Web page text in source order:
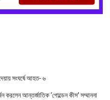
সংঘর্ষে আহত- ৬
করলেন আন্তর্জাতিক ‘গোল্ডেন কীস’ সম্মাননা